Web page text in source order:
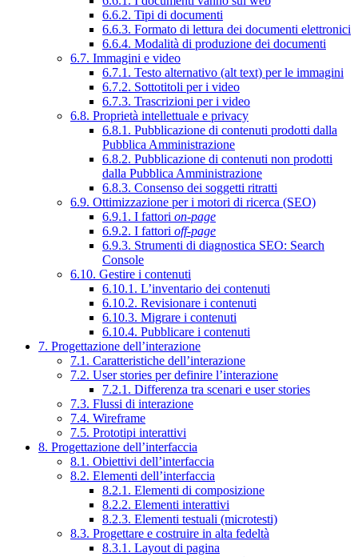
6.6.2. Tipi di documenti
6.6.3. Formato di lettura dei documenti elettronici
6.6.4. Modalità di produzione dei documenti
6.7. Immagini e video
6.7.1. Testo alternativo (alt text) per le immagini
6.7.2. Sottotitoli per i video
6.7.3. Trascrizioni per i video
6.8. Proprietà intellettuale e privacy
6.8.1. Pubblicazione di contenuti prodotti dalla
Pubblica Amministrazione
6.8.2. Pubblicazione di contenuti non prodotti
dalla Pubblica Amministrazione
6.8.3. Consenso dei soggetti ritratti
6.9. Ottimizzazione per i motori di ricerca (SEO)
6.9.1. I fattori on-page
6.9.2. I fattori off-page
6.9.3. Strumenti di diagnostica SEO: Search
Console
6.10. Gestire i contenuti
6.10.1. L’inventario dei contenuti
6.10.2. Revisionare i contenuti
6.10.3. Migrare i contenuti
6.10.4. Pubblicare i contenuti
7. Progettazione dell’interazione
7.1. Caratteristiche dell’interazione
7.2. User stories per definire l’interazione
7.2.1. Differenza tra scenari e user stories
7.3. Flussi di interazione
7.4. Wireframe
7.5. Prototipi interattivi
8. Progettazione dell’interfaccia
8.1. Obiettivi dell’interfaccia
8.2. Elementi dell’interfaccia
8.2.1. Elementi di composizione
8.2.2. Elementi interattivi
8.2.3. Elementi testuali (microtesti)
8.3. Progettare e costruire in alta fedeltà
8.3.1. Layout di pagina